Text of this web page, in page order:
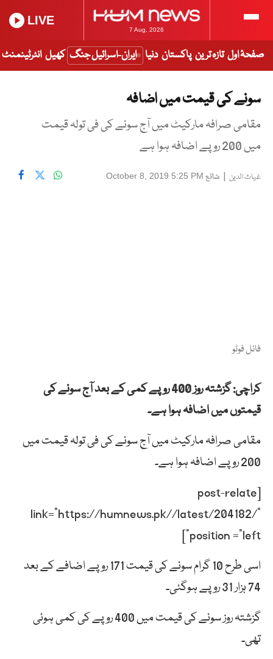
7 Aug, 2026
LIVE
صفحۂ اول تازہ ترین پاکستان دنیا ایران-اسرائیل جنگ کھیل انٹرٹینمنٹ
سونے کی قیمت میں اضافہ
مقامی صرافہ مارکیٹ میں آج سونے کی فی تولہ قیمت
میں 200 روپے اضافہ ہوا ہے
غیاث الدین | شائع October 8, 2019 5:25 PM
فائل فوٹو
کراچی: گزشتہ روز 400 روپے کمی کے بعد آج سونے کی
قیمتوں میں اضافہ ہوا ہے۔
مقامی صرافہ مارکیٹ میں آج سونے کی فی تولہ قیمت میں
200 روپے اضافہ ہوا ہے۔
[post-relate
link=”https://humnews.pk//latest/204182/”
position =”left”]
اسی طرح 10 گرام سونے کی قیمت 171 روپے اضافے کے بعد
74 ہزار 31 روپے ہوگئی۔
گزشتہ روز سونے کی قیمت میں 400 روپے کی کمی ہوئی
تھی۔